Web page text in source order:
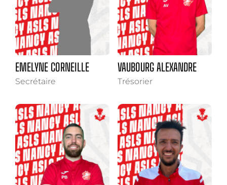
EMELYNE CORNEILLE
Secrétaire
VAUBOURG ALEXANDRE
Trésorier